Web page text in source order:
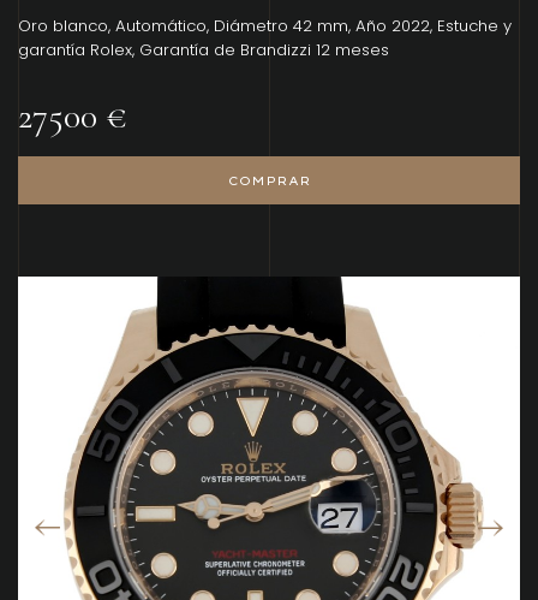
Oro blanco, Automático, Diámetro 42 mm, Año 2022, Estuche y
garantía Rolex, Garantía de Brandizzi 12 meses
27500 €
COMPRAR